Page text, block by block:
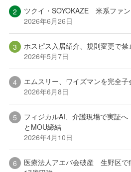
ツクイ・SOYOKAZE 米系ファ
2026年6月26日
ホスピス入居紹介、規則変更で
2026年5月7日
エムスリー、ワイズマンを完全子
2026年6月8日
フィジカルAI、介護現場で実証
とMOU締結
2026年4月10日
医療法人アエバ会破産 生野区で